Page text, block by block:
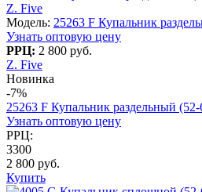
Z. Five
Модель: 25263 F Купальник
Узнать оптовую цену
РРЦ: 2 800 руб.
Z. Five
Новинка
-7%
25263 F Купальник раздельный (52-
Узнать оптовую цену
РРЦ:
3300
2 800 руб.
Купить